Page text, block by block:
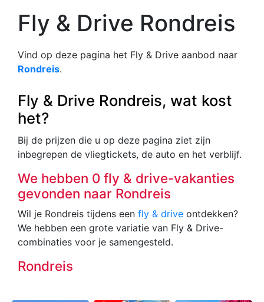
Fly & Drive Rondreis
Vind op deze pagina het Fly & Drive aanbod naar
Rondreis.
Fly & Drive Rondreis, wat kost
het?
Bij de prijzen die u op deze pagina ziet zijn
inbegrepen de vliegtickets, de auto en het verblijf.
We hebben 0 fly & drive-vakanties
gevonden naar Rondreis
Wil je Rondreis tijdens een fly & drive ontdekken?
We hebben een grote variatie van Fly & Drive-
combinaties voor je samengesteld.
Rondreis